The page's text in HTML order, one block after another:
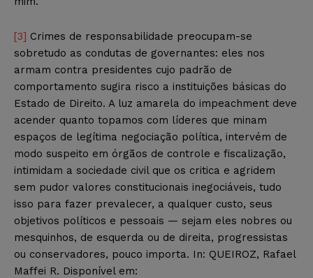
[3] Crimes de responsabilidade preocupam-se
sobretudo as condutas de governantes: eles nos
armam contra presidentes cujo padrão de
comportamento sugira risco a instituições básicas do
Estado de Direito. A luz amarela do impeachment deve
acender quanto topamos com líderes que minam
espaços de legítima negociação política, intervém de
modo suspeito em órgãos de controle e fiscalização,
intimidam a sociedade civil que os critica e agridem
sem pudor valores constitucionais inegociáveis, tudo
isso para fazer prevalecer, a qualquer custo, seus
objetivos políticos e pessoais — sejam eles nobres ou
mesquinhos, de esquerda ou de direita, progressistas
ou conservadores, pouco importa. In: QUEIROZ, Rafael
Maffei R. Disponível em: